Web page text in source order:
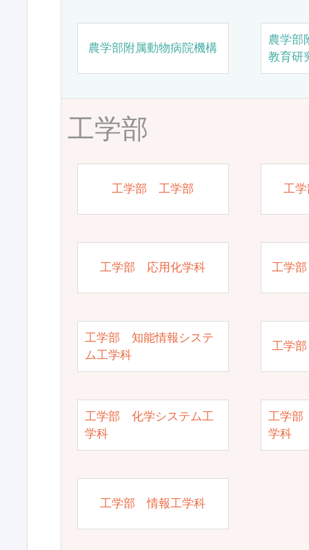
農学部附属動物病院機構
農学部
教育研
工学部
工学部 工学部 工
工学部 応用化学科 工学
工学部 知能情報システ
ム工学科
工学
工学部 化学システム工
学科
工学部
学科
工学部 情報工学科